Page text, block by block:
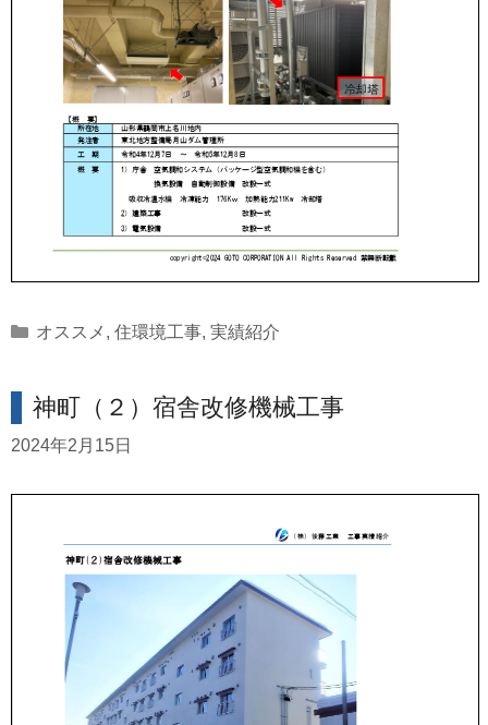
Categories
オススメ , 住環境工事, 実績紹介
神町（２）宿舎改修機械工事
2024年2月15日